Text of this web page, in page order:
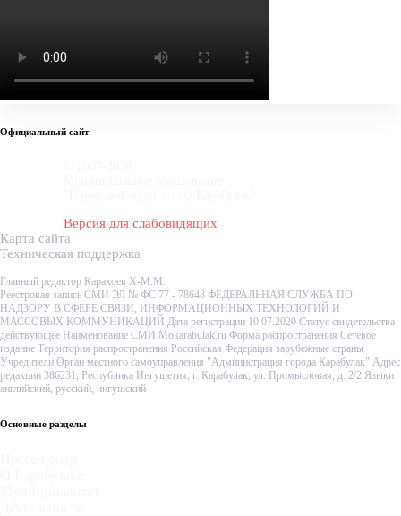
Официальный сайт
Версия для слабовидящих
Карта сайта
Техническая поддержка
Главный редактор Карахоев Х-М.М.
Реестровая запись СМИ ЭЛ № ФС 77 - 78648 ФЕДЕРАЛЬНАЯ СЛУЖБА ПО
НАДЗОРУ В СФЕРЕ СВЯЗИ, ИНФОРМАЦИОННЫХ ТЕХНОЛОГИЙ И
МАССОВЫХ КОММУНИКАЦИЙ Дата регистрации 10.07.2020 Статус свидетельства
действующее Наименование СМИ Mokarabulak.ru Форма распространения Сетевое
издание Территория распространения Российская Федерация зарубежные страны
Учредители Орган местного самоуправления "Администрация города Карабулак" Адрес
редакции 386231, Республика Ингушетия, г. Карабулак, ул. Промысловая, д. 2/2 Языки
английский, русский, ингушский
Основные разделы